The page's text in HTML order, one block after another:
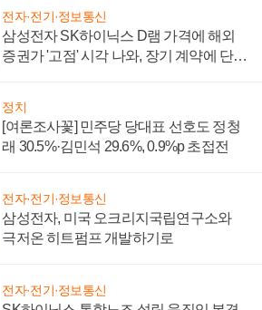
전자·전기·정보통신
삼성전자 SK하이닉스 D램 가격에 해외
증권가 '고점' 시각 나와, 장기 계약에 단점
정치
[여론조사꽃] 민주당 당대표 선호도 정청
래 30.5%·김민석 29.6%, 0.9%p 초접전
전자·전기·정보통신
삼성전자, 미국 오크리지국립연구소와
극저온 히트펌프 개발하기로
전자·전기·정보통신